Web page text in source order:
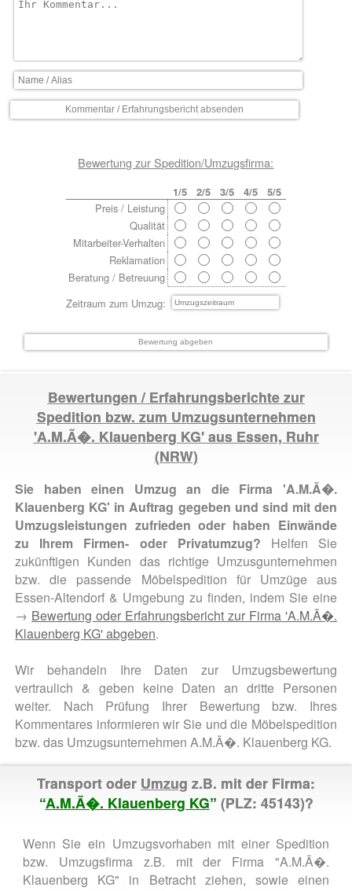
Bewertung zur Spedition/Umzugsfirma:
1/5 2/5 3/5 4/5 5/5
Zeitraum zum Umzug:
Preis / Leistung
Qualität
Mitarbeiter-Verhalten
Reklamation
Beratung / Betreuung
Bewertungen / Erfahrungsberichte zur
Spedition bzw. zum Umzugsunternehmen
'A.M.Ã�. Klauenberg KG' aus Essen, Ruhr
(NRW)
Sie haben einen Umzug an die Firma 'A.M.Ã�.
Klauenberg KG' in Auftrag gegeben und sind mit den
Umzugsleistungen zufrieden oder haben Einwände
zu Ihrem Firmen- oder Privatumzug? Helfen Sie
zukünftigen Kunden das richtige Umzusgunternehmen
bzw. die passende Möbelspedition für Umzüge aus
Essen-Altendorf & Umgebung zu finden, indem Sie eine
→ Bewertung oder Erfahrungsbericht zur Firma 'A.M.Ã�.
Klauenberg KG' abgeben.
Wir behandeln Ihre Daten zur Umzugsbewertung
vertraulich & geben keine Daten an dritte Personen
weiter. Nach Prüfung Ihrer Bewertung bzw. Ihres
Kommentares informieren wir Sie und die Möbelspedition
bzw. das Umzugsunternehmen A.M.Ã�. Klauenberg KG.
Transport oder Umzug z.B. mit der Firma:
“A.M.Ã�. Klauenberg KG” (PLZ: 45143)?
Wenn Sie ein Umzugsvorhaben mit einer Spedition
bzw. Umzugsfirma z.B. mit der Firma "A.M.Ã�.
Klauenberg KG" in Betracht ziehen, sowie einen